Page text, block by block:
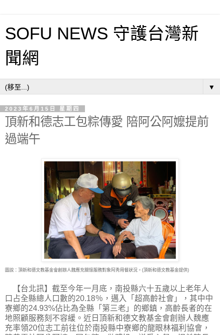
SOFU NEWS 守護台灣新
聞網
▼
2023年6月15日 星期四
頂新和德志工包粽傳愛 陪阿公阿嬤提前
過端午
圖說：頂新和德文教基金會創辦人魏應充關懷服務對象阿秀用餐狀況。(頂新和德文教基金提供)
【台北訊】截至今年一月底，南投縣六十五歲以上老年人
口占全縣總人口數的20.18％，邁入
「超高齡社會」，其中中
寮鄉的24.93%佔比為全縣「第三老」的鄉鎮，高齡長者的在
地照顧服務刻不容緩。近日頂新和德文教基金會創辦人魏應
充率領20位志工前往位於南投縣中寮鄉的龍眼林福利協會，